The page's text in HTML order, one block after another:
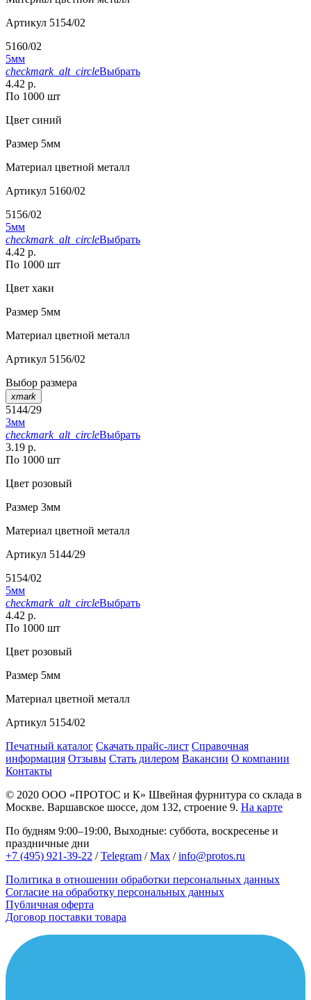
Артикул 5154/02
5160/02
5мм
checkmark_alt_circleВыбрать
4.42 р.
По 1000 шт
Цвет синий
Размер 5мм
Материал цветной металл
Артикул 5160/02
5156/02
5мм
checkmark_alt_circleВыбрать
4.42 р.
По 1000 шт
Цвет хаки
Размер 5мм
Материал цветной металл
Артикул 5156/02
Выбор размера
xmark
5144/29
3мм
checkmark_alt_circleВыбрать
3.19 р.
По 1000 шт
Цвет розовый
Размер 3мм
Материал цветной металл
Артикул 5144/29
5154/02
5мм
checkmark_alt_circleВыбрать
4.42 р.
По 1000 шт
Цвет розовый
Размер 5мм
Материал цветной металл
Артикул 5154/02
Печатный каталог Скачать прайс-лист Справочная
информация Отзывы Стать дилером Вакансии О компании
Контакты
© 2020 ООО «ПРОТОС и К» Швейная фурнитура со склада в
Москве. Варшавское шоссе, дом 132, строение 9. На карте
По будням 9:00–19:00, Выходные: суббота, воскресенье и
праздничные дни
+7 (495) 921-39-22 /Telegram /Max /info@protos.ru
Политика в отношении обработки персональных данных
Согласие на обработку персональных данных
Публичная оферта
Договор поставки товара